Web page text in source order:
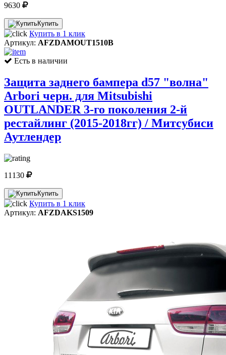
9630
Купить
Купить в 1 клик
Артикул: AFZDAMOUT1510B
Есть в наличии
Защита заднего бампера d57 "волна"
Arbori черн. для Mitsubishi
OUTLANDER 3-го поколения 2-й
рестайлинг (2015-2018гг) / Митсубиси
Аутлендер
11130
Купить
Купить в 1 клик
Артикул: AFZDAKS1509